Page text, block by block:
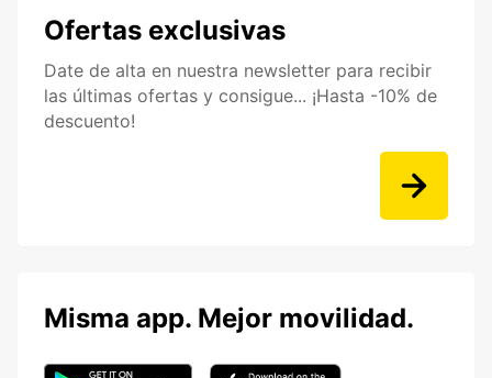
Ofertas exclusivas
Date de alta en nuestra newsletter para recibir
las últimas ofertas y consigue... ¡Hasta -10% de
descuento!
Misma app. Mejor movilidad.